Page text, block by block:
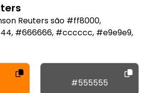
Reuters são #ff8000,
#666666, #cccccc, #e9e9e9,
#555555